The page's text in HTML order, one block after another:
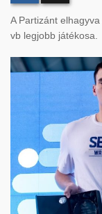
A Partizánt
vb legjobb játékosa.